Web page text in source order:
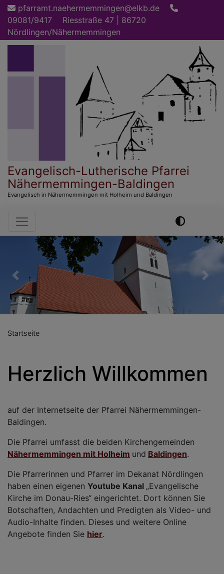
Direkt
zum
Inhalt
pfarramt.naehermemmingen@elkb.de
09081/9417
Riesstraße 47 | 86720
Nördlingen/Nähermemmingen
Evangelisch-Lutherische Pfarrei
Nähermemmingen-Baldingen
Evangelisch in Nähermemmingen mit Holheim und Baldingen
Hauptnavigation
Previous Next
Startseite
Herzlich Willkommen
auf der Internetseite der Pfarrei Nähermemmingen-
Baldingen.
Die Pfarrei umfasst die beiden Kirchengemeinden
Nähermemmingen mit Holheim und Baldingen.
Die Pfarrerinnen und Pfarrer im Dekanat Nördlingen
haben einen eigenen Youtube Kanal „Evangelische
Kirche im Donau-Ries“ eingerichtet. Dort können Sie
Botschaften, Andachten und Predigten als Video- und
Audio-Inhalte finden. Dieses und weitere Online
Angebote finden Sie hier.